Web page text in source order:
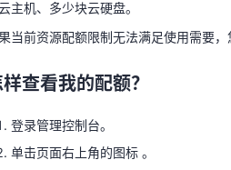
活动
费试用中心 HOT
样查看我的配额？
单击页面右上角的图标 。
统进入“服务配额”页面。
您可以在“服务配额”页面，查看各项资
主机、多少块云硬盘。
当前资源配额限制无法满足使用需要，
查看我的配额？
登录管理控制台。
单击页面右上角的图标 。